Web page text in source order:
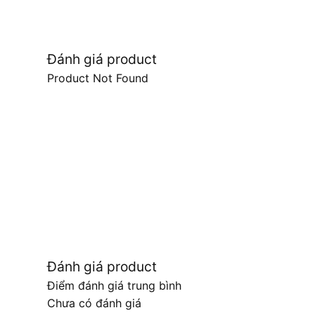
Đánh giá product
Product Not Found
Đánh giá product
Điểm đánh giá trung bình
Chưa có đánh giá